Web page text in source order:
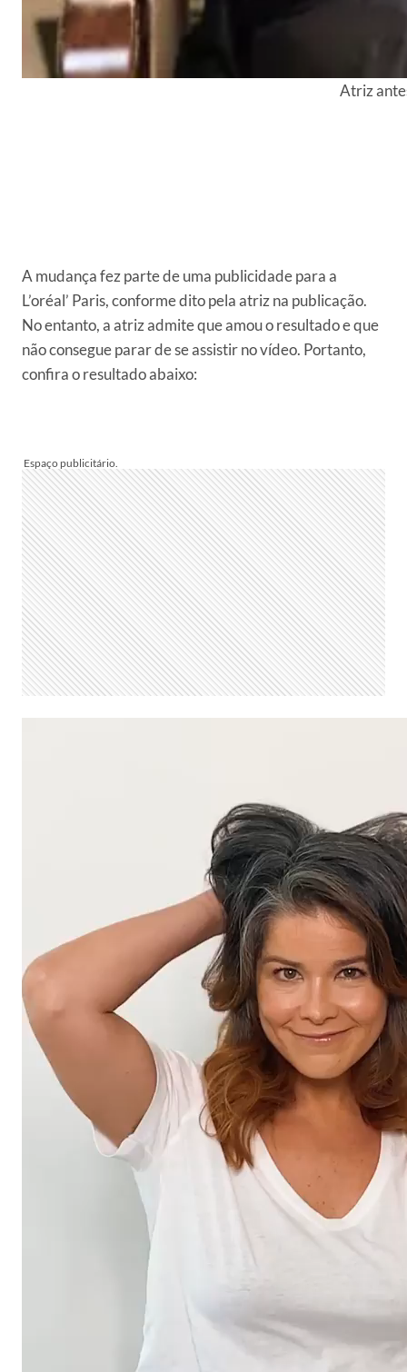
Atriz
A mudança fez parte de uma publicidade para a
L’oréal’ Paris, conforme dito pela atriz na publicação.
No entanto, a atriz admite que amou o resultado e que
não consegue parar de se assistir no vídeo. Portanto,
confira o resultado abaixo: